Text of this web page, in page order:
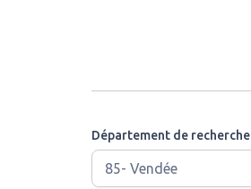
Département de recherche